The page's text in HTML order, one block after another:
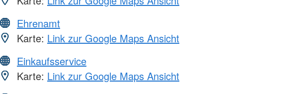
Ehrenamt
Karte: Link zur Google Maps Ansicht
Einkaufsservice
Karte: Link zur Google Maps Ansicht